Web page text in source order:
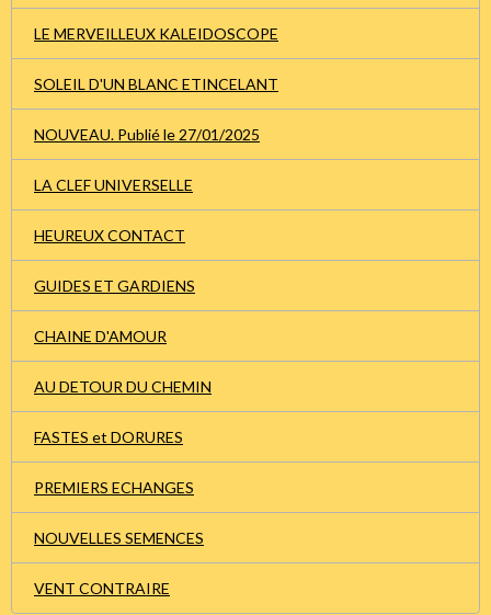
LE MERVEILLEUX KALEIDOSCOPE
SOLEIL D'UN BLANC ETINCELANT
NOUVEAU. Publié le 27/01/2025
LA CLEF UNIVERSELLE
HEUREUX CONTACT
GUIDES ET GARDIENS
CHAINE D'AMOUR
AU DETOUR DU CHEMIN
FASTES et DORURES
PREMIERS ECHANGES
NOUVELLES SEMENCES
VENT CONTRAIRE